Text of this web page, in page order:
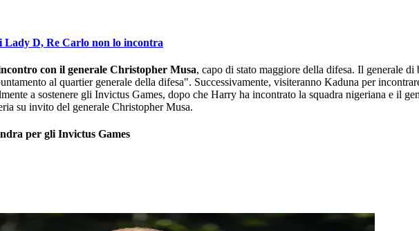
D, Re Carlo non lo incontra
con il generale Christopher Musa, capo di stato maggiore della difesa. Il generale
al quartier generale della difesa". Successivamente, visiteranno Kaduna per
a sostenere gli Invictus Games, dopo che Harry ha incontrato la squadra nigeriana e il
su invito del generale Christopher Musa.
per gli Invictus Games